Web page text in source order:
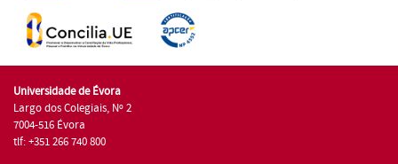
Universidade de Évora
Largo dos Colegiais, Nº 2
7004-516 Évora
tlf: +351 266 740 800